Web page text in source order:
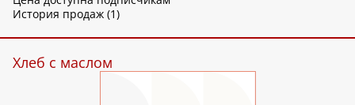
История продаж (1)
Хлеб с маслом